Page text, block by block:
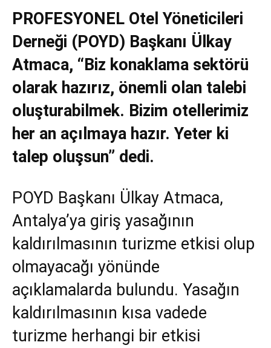
PROFESYONEL Otel Yöneticileri
Derneği (POYD) Başkanı Ülkay
Atmaca, “Biz konaklama sektörü
olarak hazırız, önemli olan talebi
oluşturabilmek. Bizim otellerimiz
her an açılmaya hazır. Yeter ki
talep oluşsun” dedi.
POYD Başkanı Ülkay Atmaca,
Antalya’ya giriş yasağının
kaldırılmasının turizme etkisi olup
olmayacağı yönünde
açıklamalarda bulundu. Yasağın
kaldırılmasının kısa vadede
turizme herhangi bir etkisi